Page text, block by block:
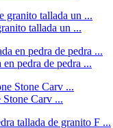
tallada un ...
pedra de pedra ...
Stone Carv ...